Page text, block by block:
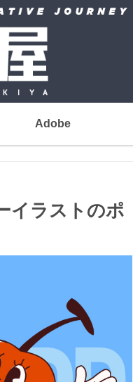
Adobe
イラストのポ